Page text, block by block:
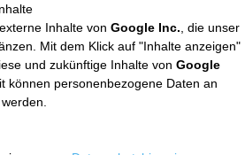
Inhalte von Google Inc. , die unser
Mit dem Klick auf "Inhalte anzeigen"
und zukünftige Inhalte von Google
können personenbezogene Daten an